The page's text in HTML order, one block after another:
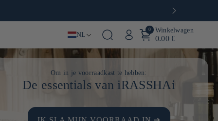
NL
0 Winkelwagen
0.00 €
Om in je voorraadkast te hebben:
De essentials van iRASSHAi